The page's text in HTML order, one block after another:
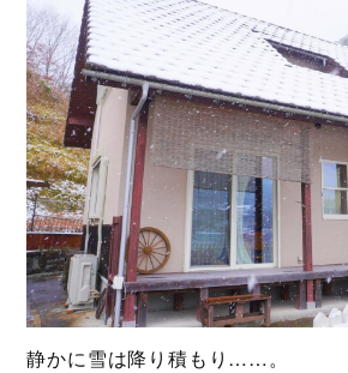
静かに雪は降り積もり……。